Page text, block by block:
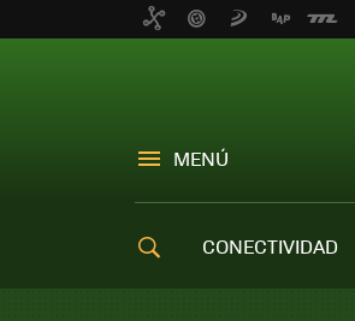
MENÚ
CONECTIVIDAD